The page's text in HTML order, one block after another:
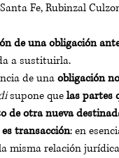
Fe, Rubinzal
de una obligación
a sustituirla.
de una obligación
supone que las partes
de otra nueva
es transacción: en
misma relación